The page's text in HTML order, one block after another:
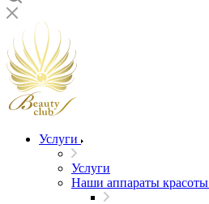
Услуги
Услуги
Наши аппараты красоты